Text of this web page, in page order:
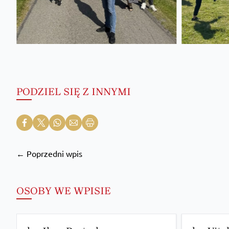
PODZIEL SIĘ Z INNYMI
← Poprzedni wpis
OSOBY WE WPISIE